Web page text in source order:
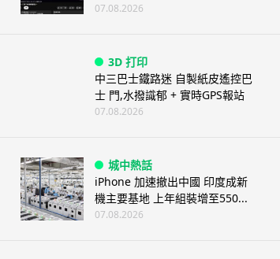
07.08.2026
3D 打印
中三巴士鐵路迷 自製紙皮遙控巴
士 門,水撥識郁 + 實時GPS報站
07.08.2026
城中熱話
iPhone 加速撤出中國 印度成新
機主要基地 上年組裝增至550...
07.08.2026